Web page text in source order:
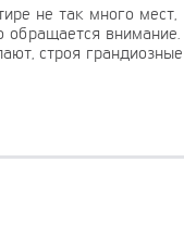
не так много мест,
обращается внимание.
строя грандиозные